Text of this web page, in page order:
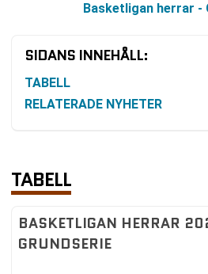
Basketligan herrar -
SIDANS INNEHÅLL:
TABELL
RELATERADE NYHETER
TABELL
BASKETLIGAN HERRAR
GRUNDSERIE